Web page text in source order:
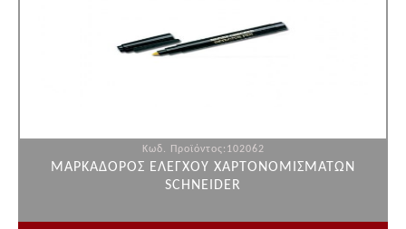
Κωδ. Προϊόντος:102062
ΜΑΡΚΑΔΟΡΟΣ ΕΛΕΓΧΟΥ ΧΑΡΤΟΝΟΜΙΣΜΑΤΩΝ
SCHNEIDER